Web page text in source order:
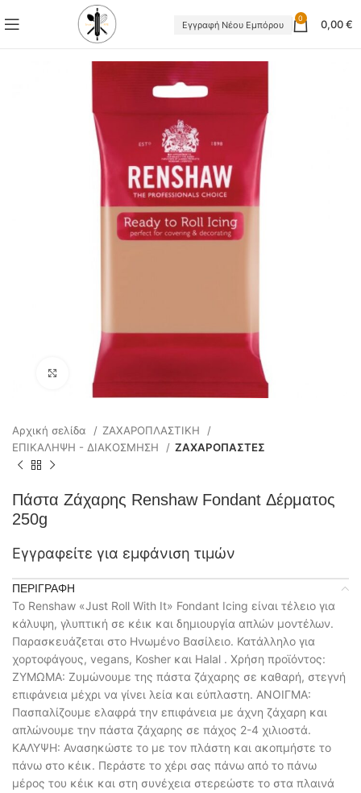
Εγγραφή Νέου Εμπόρου
0 0,00€
Click to enlarge
Αρχική σελίδα
ΖΑΧΑΡΟΠΛΑΣΤΙΚΗ
ΕΠΙΚΑΛΗΨΗ - ΔΙΑΚΟΣΜΗΣΗ
ΖΑΧΑΡΟΠΑΣΤΕΣ
Πάστα Ζάχαρης Renshaw Fondant Δέρματος
250g
Εγγραφείτε για εμφάνιση τιμών
ΠΕΡΙΓΡΑΦΉ
Το Renshaw «Just Roll With It» Fondant Icing είναι τέλειο για
κάλυψη, γλυπτική σε κέικ και δημιουργία απλών μοντέλων.
Παρασκευάζεται στο Ηνωμένο Βασίλειο. Κατάλληλο για
χορτοφάγους, vegans, Kosher και Halal . Χρήση προϊόντος:
ΖΥΜΩΜΑ: Ζυμώνουμε της πάστα ζάχαρης σε καθαρή, στεγνή
επιφάνεια μέχρι να γίνει λεία και εύπλαστη. ΑΝΟΙΓΜΑ:
Πασπαλίζουμε ελαφρά την επιφάνεια με άχνη ζάχαρη και
απλώνουμε την πάστα ζάχαρης σε πάχος 2-4 χιλιοστά.
ΚΑΛΥΨΗ: Ανασηκώστε το με τον πλάστη και ακοπμήστε το
πάνω στο κέικ. Περάστε το χέρι σας πάνω από το πάνω
μέρος του κέικ και στη συνέχεια στερεώστε το στα πλαινά